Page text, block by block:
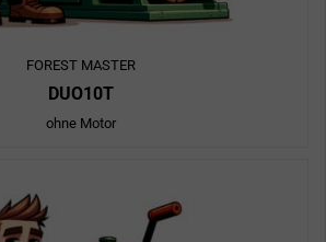
FOREST MASTER
DUO10T
ohne Motor